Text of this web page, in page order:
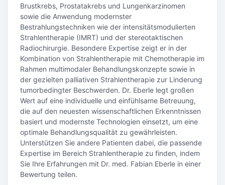
Brustkrebs, Prostatakrebs und Lungenkarzinomen
sowie die Anwendung modernster
Bestrahlungstechniken wie der intensitätsmodulierten
Strahlentherapie (IMRT) und der stereotaktischen
Radiochirurgie. Besondere Expertise zeigt er in der
Kombination von Strahlentherapie mit Chemotherapie im
Rahmen multimodaler Behandlungskonzepte sowie in
der gezielten palliativen Strahlentherapie zur Linderung
tumorbedingter Beschwerden. Dr. Eberle legt großen
Wert auf eine individuelle und einfühlsame Betreuung,
die auf den neuesten wissenschaftlichen Erkenntnissen
basiert und modernste Technologien einsetzt, um eine
optimale Behandlungsqualität zu gewährleisten.
Unterstützen Sie andere Patienten dabei, die passende
Expertise im Bereich Strahlentherapie zu finden, indem
Sie Ihre Erfahrungen mit Dr. med. Fabian Eberle in einer
Bewertung teilen.